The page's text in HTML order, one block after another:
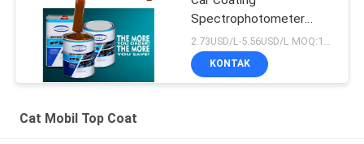
Spectrophotometer
Auto Refinish Repair
Produsen Cat Mobil
Otomotif
KONTAK
Cat Mobil Top Coat